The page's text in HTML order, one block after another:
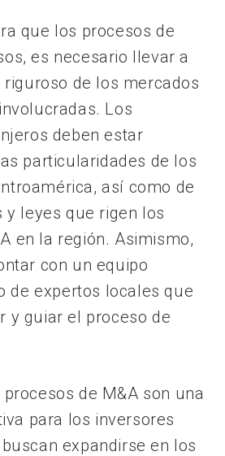
que los procesos de
es necesario llevar a
de los mercados
Los
deben estar
particularidades de los
así como de
y leyes que rigen los
en la región. Asimismo,
con un equipo
de expertos locales que
y guiar el proceso de
de M&A son una
para los inversores
expandirse en los